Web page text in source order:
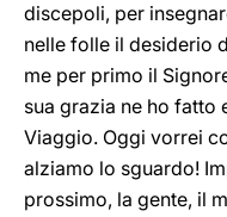
discepoli, per
nelle folle il desiderio
me per primo il
sua grazia ne ho fatto
Viaggio. Oggi vorrei
alziamo lo sguardo!
prossimo, la gente, il